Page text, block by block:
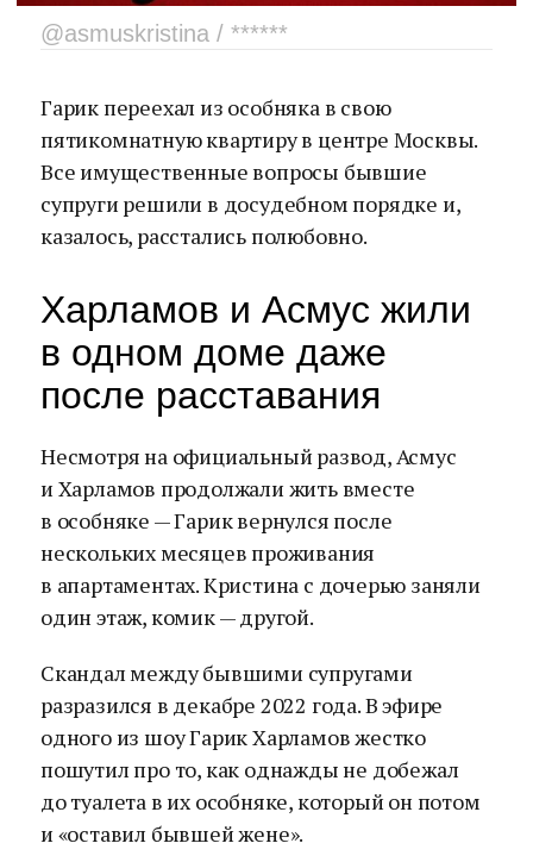
@asmuskristina / ******
Гарик переехал из особняка в свою
пятикомнатную квартиру в центре Москвы.
Все имущественные вопросы бывшие
супруги решили в досудебном порядке и,
казалось, расстались полюбовно.
Харламов и Асмус жили
в одном доме даже
после расставания
Несмотря на официальный развод, Асмус
и Харламов продолжали жить вместе
в особняке — Гарик вернулся после
нескольких месяцев проживания
в апартаментах. Кристина с дочерью заняли
один этаж, комик — другой.
Скандал между бывшими супругами
разразился в декабре 2022 года. В эфире
одного из шоу Гарик Харламов жестко
пошутил про то, как однажды не добежал
до туалета в их особняке, который он потом
и «оставил бывшей жене».